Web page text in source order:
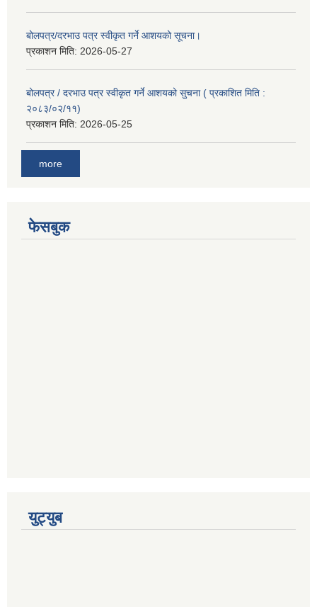
बोलपत्र/दरभाउ पत्र स्वीकृत गर्ने आशयको सूचना।
प्रकाशन मिति: 2026-05-27
बोलपत्र / दरभाउ पत्र स्वीकृत गर्ने आशयको सुचना ( प्रकाशित मिति :
२०८३/०२/११)
प्रकाशन मिति: 2026-05-25
more
फेसबुक
युट्युब